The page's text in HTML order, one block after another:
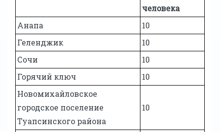
человека
Анапа
10
Геленджик
10
Сочи
10
Горячий ключ
10
Новомихайловское
городское поселение
Туапсинского района
10